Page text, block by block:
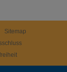
Sitemap